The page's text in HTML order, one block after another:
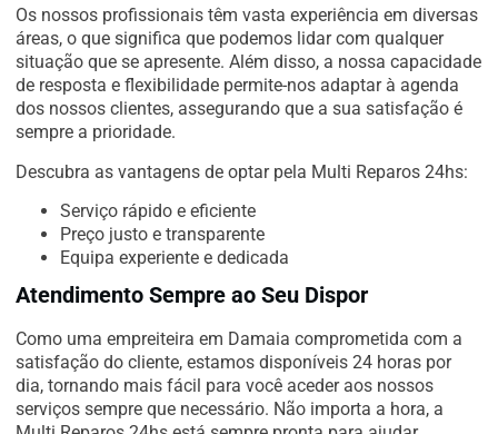
Os nossos profissionais têm vasta experiência em diversas
áreas, o que significa que podemos lidar com qualquer
situação que se apresente. Além disso, a nossa capacidade
de resposta e flexibilidade permite-nos adaptar à agenda
dos nossos clientes, assegurando que a sua satisfação é
sempre a prioridade.
Descubra as vantagens de optar pela Multi Reparos 24hs:
Serviço rápido e eficiente
Preço justo e transparente
Equipa experiente e dedicada
Atendimento Sempre ao Seu Dispor
Como uma empreiteira em Damaia comprometida com a
satisfação do cliente, estamos disponíveis 24 horas por
dia, tornando mais fácil para você aceder aos nossos
serviços sempre que necessário. Não importa a hora, a